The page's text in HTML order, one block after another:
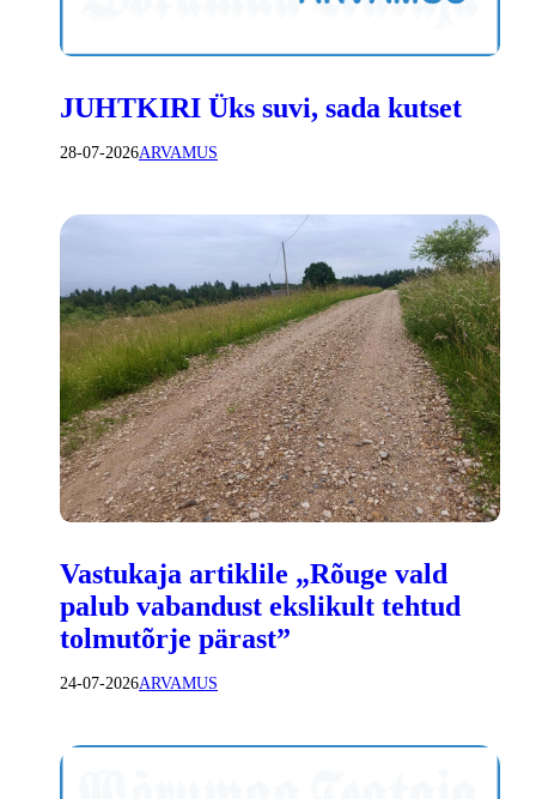
JUHTKIRI Üks suvi, sada kutset
28-07-2026ARVAMUS
Vastukaja artiklile „Rõuge vald
palub vabandust ekslikult tehtud
tolmutõrje pärast”
24-07-2026ARVAMUS